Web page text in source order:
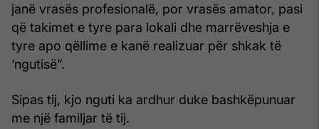
janë vrasës profesionalë, por vrasës amator, pasi
që takimet e tyre para lokali dhe marrëveshja e
tyre apo qëllime e kanë realizuar për shkak të
‘ngutisë”.
Sipas tij, kjo nguti ka ardhur duke bashkëpunuar
me një familjar të tij.